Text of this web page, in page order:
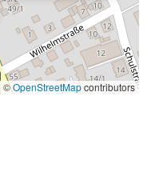
©OpenStreetMapcontributors